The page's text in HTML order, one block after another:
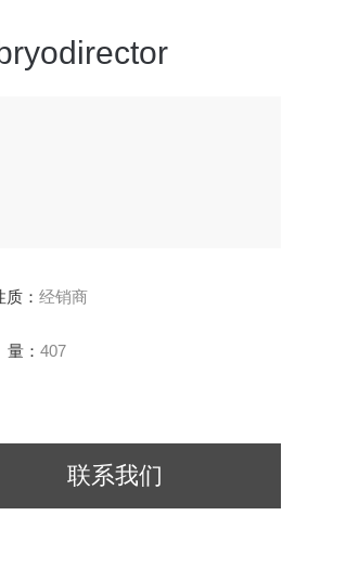
： 经销商
： 407
联系我们